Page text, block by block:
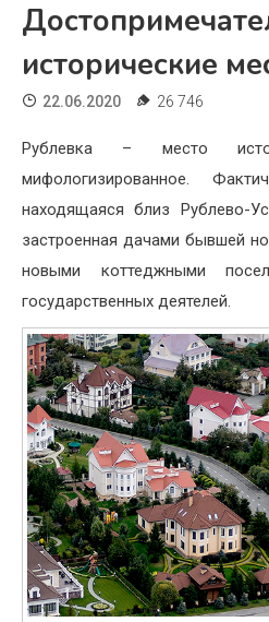
Жизнь
Хобби
Красота
Недвижимость
исторические
22.06.2020 26 746
Рублевка – место
мифологизированное.
находящаяся близ Рублево-
застроенная дачами бывшей
новыми коттеджными
государственных деятелей.